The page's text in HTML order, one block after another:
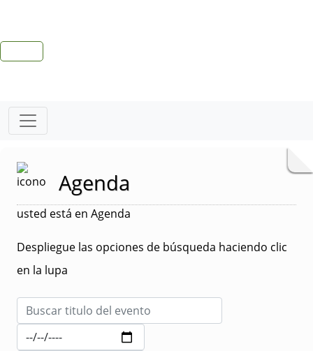
Agenda
usted está en Agenda
Despliegue las opciones de búsqueda haciendo clic
en la lupa